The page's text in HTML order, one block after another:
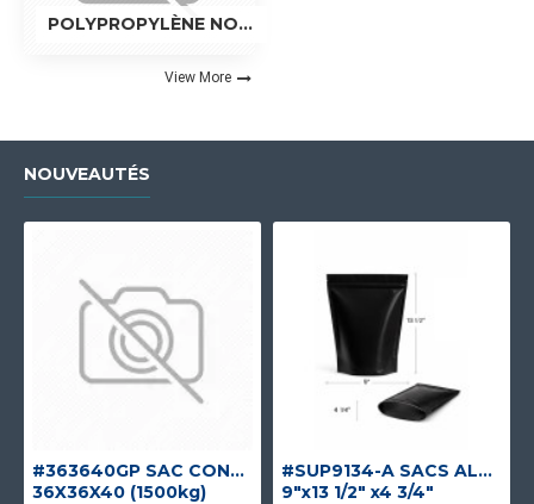
POLYPROPYLÈNE NON-TISSÉ
View More
NOUVEAUTÉS
#363640GP SAC CONTENEUR GOUL/PLAT UV UNIQUE
36X36X40 (1500kg)
#SUP9134-A SACS ALUMINIUM NOIR MAT DEBOUT
9"x13 1/2" x4 3/4"